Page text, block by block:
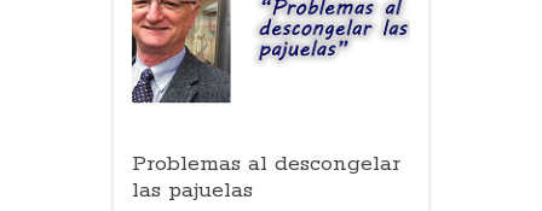
Problemas al descongelar
las pajuelas